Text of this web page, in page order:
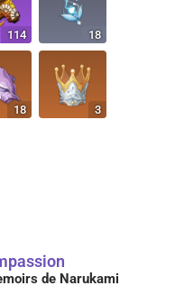
114 18
18 3
de Narukami